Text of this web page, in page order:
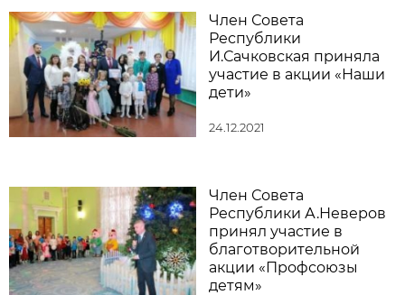
Член Совета
Республики
И.Сачковская приняла
участие в акции «Наши
дети»
24.12.2021
Член Совета
Республики А.Неверов
принял участие в
благотворительной
акции «Профсоюзы
детям»